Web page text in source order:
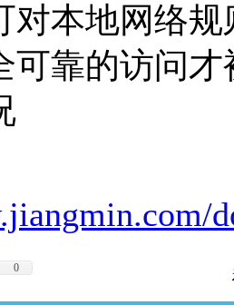
本地网络规
可靠的访问
0